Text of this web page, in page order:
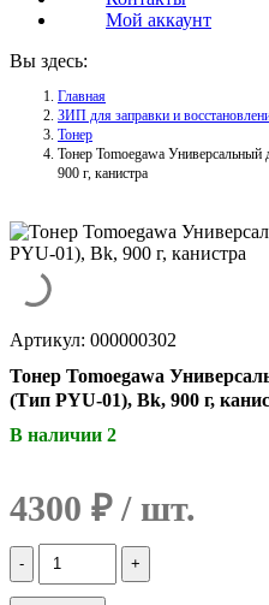
Мой аккаунт
Вы здесь:
Главная
ЗИП для заправки и
Тонер
Тонер Tomoegawa
900 г, канистра
Артикул: 000000302
Тонер Tomoegawa
(Тип PYU-01), Bk, 900 г,
В наличии 2
4300 ₽
Количество
Тонер
Tomoegawa